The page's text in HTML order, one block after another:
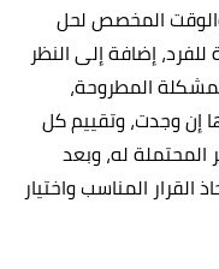
المخصص لحل
إضافة إلى النظر
المطروحة،
إن وجدت، وتقييم كل
له، وبعد
القرار المناسب واختيار